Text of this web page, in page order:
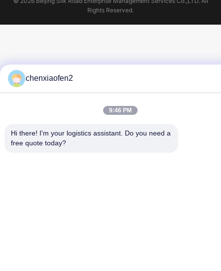
Rights Reserved.
chenxiaofen2
9:46 PM
Hi there! I'm your logistics assistant. Do you need a
free quote today?